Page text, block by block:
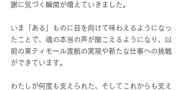
謝に気づく瞬間が増えていきました。
いま「ある」ものに目を向けて味わえるようになっ
たことで、魂の本当の声が聞こえるようになり、以
前の東ティモール渡航の実現や新たな仕事への挑戦
ができています。
わたしが何度も支えられた、そしてこれからも支え